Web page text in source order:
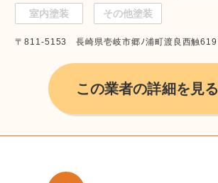
室内塗装 その他塗装
〒811-5153 長崎県壱岐市郷ﾉ浦町渡良西触619
この業者の詳細を見る